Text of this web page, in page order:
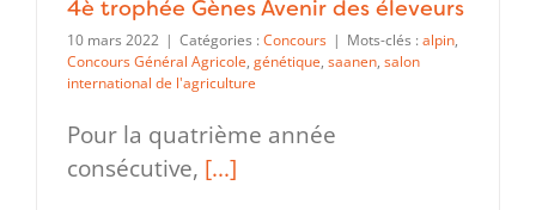
4è trophée Gènes Avenir des éleveurs
10 mars 2022 | Catégories : Concours | Mots-clés : alpin,
Concours Général Agricole, génétique, saanen, salon
international de l'agriculture
Pour la quatrième année
consécutive, [...]